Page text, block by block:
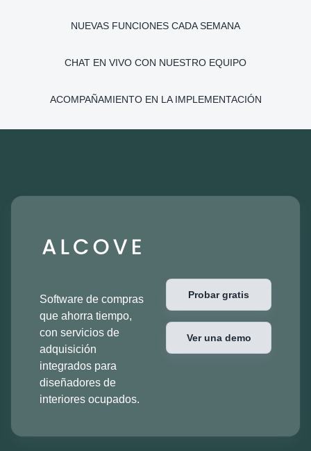
NUEVAS FUNCIONES CADA SEMANA
CHAT EN VIVO CON NUESTRO EQUIPO
ACOMPAÑAMIENTO EN LA IMPLEMENTACIÓN
Software de compras
que ahorra tiempo,
con servicios de
adquisición
integrados para
diseñadores de
interiores ocupados.
Probar gratis
Ver una demo